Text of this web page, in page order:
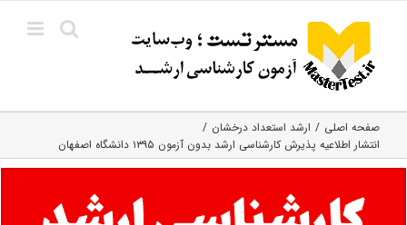
content
صفحه اصلی
ارشد استعداد درخشان
انتشار اطلاعیه پذیرش کارشناسی ارشد بدون آزمون ۱۳۹۵ دانشگاه اصفهان